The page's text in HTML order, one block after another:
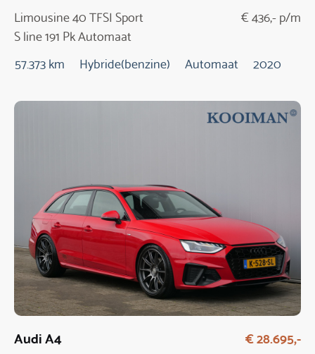
Limousine 40 TFSI Sport
S line 191 Pk Automaat
€ 436,- p/m
57.373 km Hybride(benzine) Automaat 2020
Audi A4 € 28.695,-